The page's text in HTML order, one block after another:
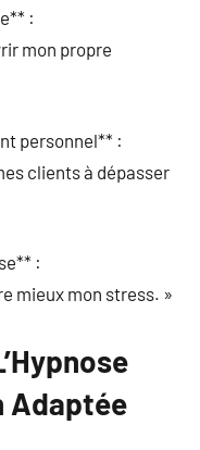
:
mon propre
personnel** :
clients à dépasser
:
mieux mon stress. »
Adaptée